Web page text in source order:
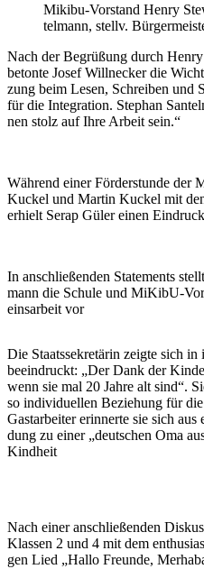
Mikibu-Vor­stand Hen­ry
tel­mann, stellv.
Nach der Begrü­ßung durch
beton­te Josef Willne­cker die
zung beim Lesen, Schrei­ben und
für die Inte­gra­ti­on. Ste­phan
nen stolz auf Ihre Arbeit sein.“
Wäh­rend einer För­der­stun­de der
Kuckel und Mar­tin Kuckel mit
erhielt Serap Güler einen
In anschlie­ßen­den State­ments
mann die Schu­le und MiKibU-
eins­ar­beit vor
Die Staats­se­kre­tä­rin zeig­te sich
beein­druckt: „Der Dank der
wenn sie mal 20 Jah­re alt sind“.
so indi­vi­du­el­len Bezie­hung für
Gast­ar­bei­ter erin­ner­te sie sich
dung zu einer „deut­schen Oma
Kindheit
Nach einer anschlie­ßen­den
Klas­sen 2 und 4 mit dem
gen Lied „Hal­lo Freun­de,